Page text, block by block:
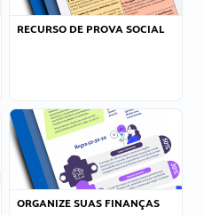
RECURSO DE PROVA SOCIAL
ORGANIZE SUAS FINANÇAS